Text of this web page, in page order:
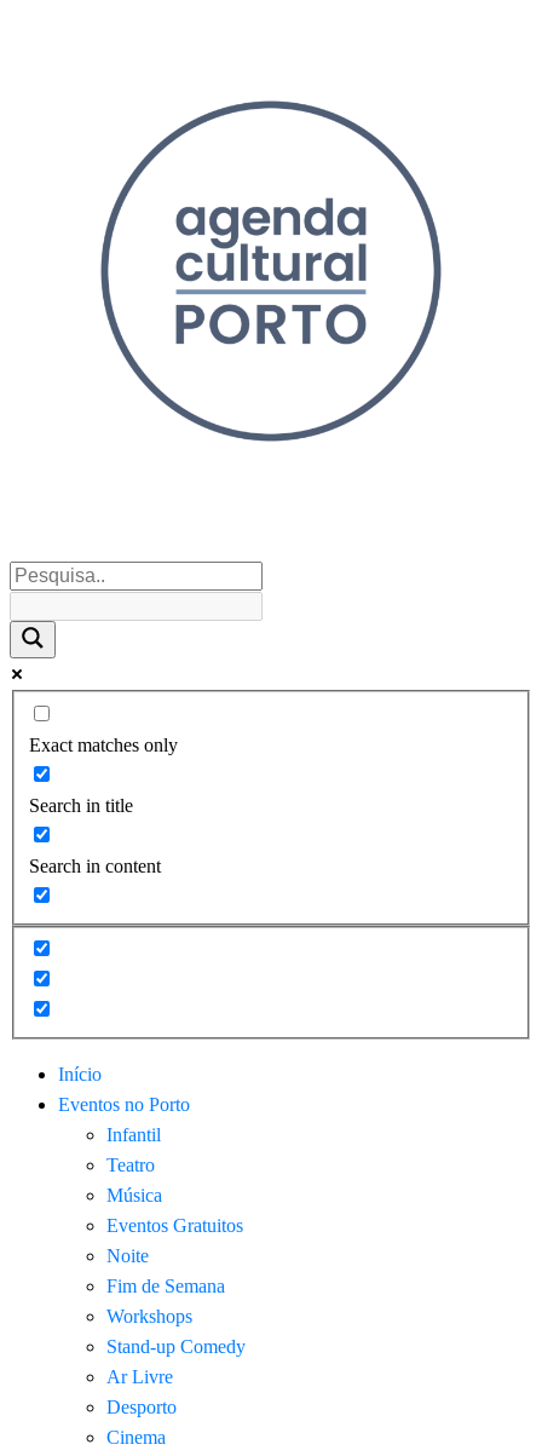
Exact matches only
Search in title
Search in content
Início
Eventos no Porto
Infantil
Teatro
Música
Eventos Gratuitos
Noite
Fim de Semana
Workshops
Stand-up Comedy
Ar Livre
Desporto
Cinema